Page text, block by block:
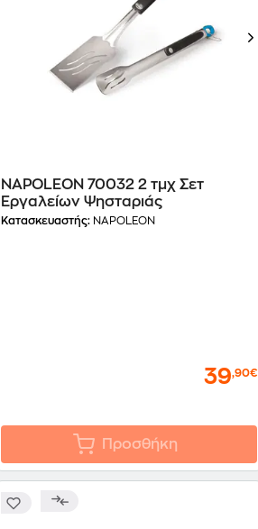
NAPOLEON 70032 2 τμχ Σετ
Εργαλείων Ψησταριάς
Κατασκευαστής: NAPOLEON
39,90€
Προσθήκη